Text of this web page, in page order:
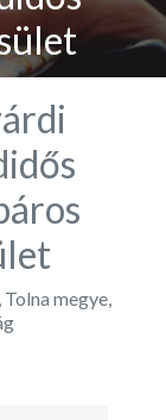
, Tolna megye,